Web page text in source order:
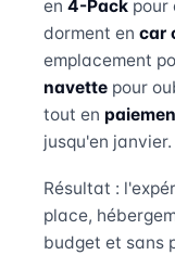
en 4-Pack pour
dorment en car
emplacement
navette pour
tout en
jusqu'en janvier.
Résultat :
place,
budget et sans